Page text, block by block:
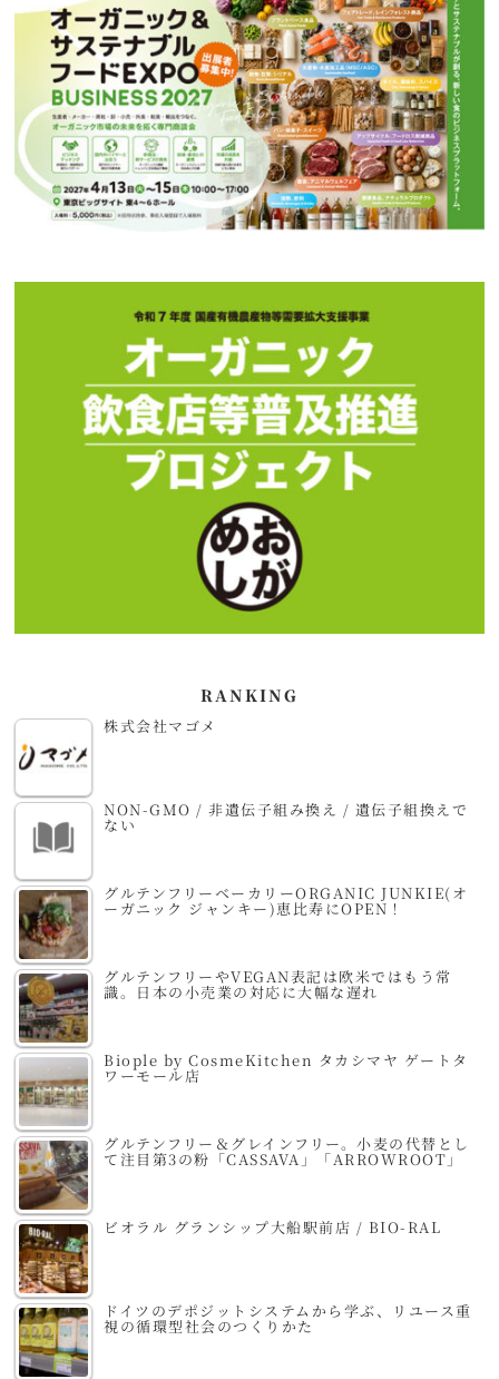
RANKING
株式会社マゴメ
NON-GMO / 非遺伝子組み換え / 遺伝子組換えで
ない
グルテンフリーベーカリーORGANIC JUNKIE(オ
ーガニック ジャンキー)恵比寿にOPEN！
グルテンフリーやVEGAN表記は欧米ではもう常
識。日本の小売業の対応に大幅な遅れ
Biople by CosmeKitchen タカシマヤ ゲートタ
ワーモール店
グルテンフリー＆グレインフリー。小麦の代替とし
て注目第3の粉「CASSAVA」「ARROWROOT」
ビオラル グランシップ大船駅前店 / BIO-RAL
ドイツのデポジットシステムから学ぶ、リユース重
視の循環型社会のつくりかた